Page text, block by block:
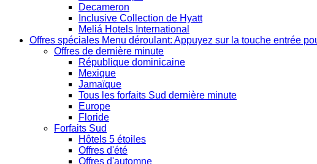
Decameron
Inclusive Collection de Hyatt
Meliá Hotels International
Offres spéciales Menu déroulant: Appuyez sur la touche entrée
Offres de dernière minute
République dominicaine
Mexique
Jamaïque
Tous les forfaits Sud dernière minute
Europe
Floride
Forfaits Sud
Hôtels 5 étoiles
Offres d'été
Offres d'automne